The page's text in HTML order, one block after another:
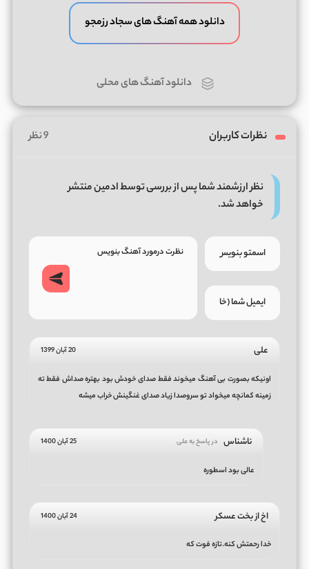
دانلود همه آهنگ های سجاد رزمجو
دانلود آهنگ های محلی
نظرات کاربران 9 نظر
نظر ارزشمند شما پس از بررسی توسط ادمین منتشر
خواهد شد.
علی 20 آبان 1399
اونیکه بصورت بی آهنگ میخوند فقط صدای خودش بود بهتره صداش فقط ته
زمینه کمانچه میخواد تو سروصدا زیاد صدای غنگینش خراب میشه
ناشناس در پاسخ به علی 25 آبان 1400
عالی بود اسطوره
اخ از بخت عسکر 24 آبان 1400
خدا رحمتش کنه.تازه فوت که